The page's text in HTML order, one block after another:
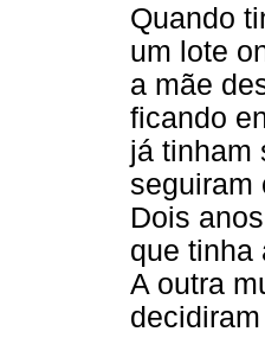
Quando
um lote
a mãe
ficando
já tinham
seguiram
Dois
que tinha
A outra